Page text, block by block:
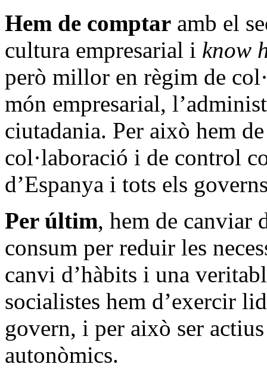
Hem de comptar amb el
cultura empresarial i know
però millor en règim de
món empresarial,
ciutadania. Per això hem
col·laboració i de control
d’Espanya i tots els
Per últim, hem de canviar
consum per reduir les
canvi d’hàbits i una
socialistes hem d’exercir
govern, i per això ser
autonòmics.